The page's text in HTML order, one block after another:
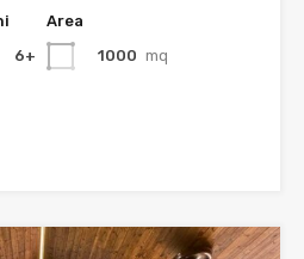
6+
Area
1000 mq